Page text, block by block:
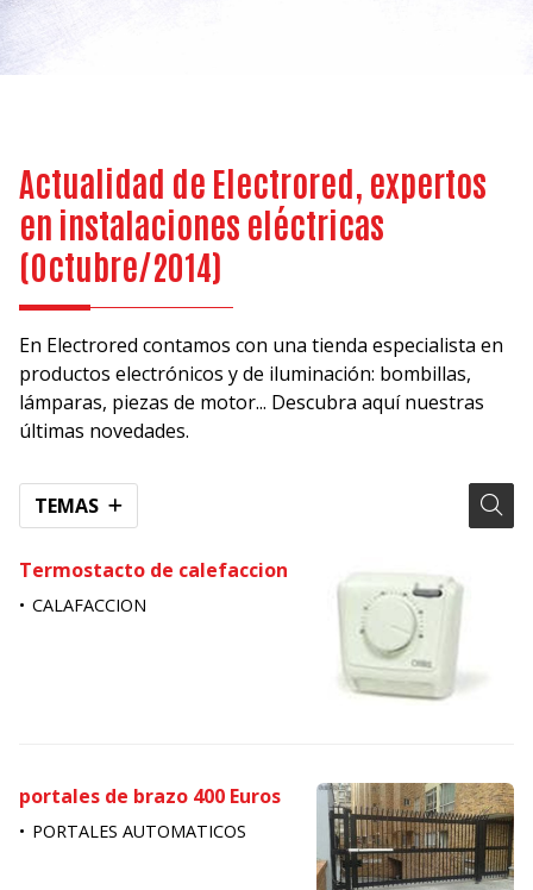
Actualidad de Electrored, expertos
en instalaciones eléctricas
(Octubre/2014)
En Electrored contamos con una tienda especialista en
productos electrónicos y de iluminación: bombillas,
lámparas, piezas de motor... Descubra aquí nuestras
últimas novedades.
TEMAS
Termostacto de calefaccion
CALAFACCION
portales de brazo 400 Euros
PORTALES AUTOMATICOS